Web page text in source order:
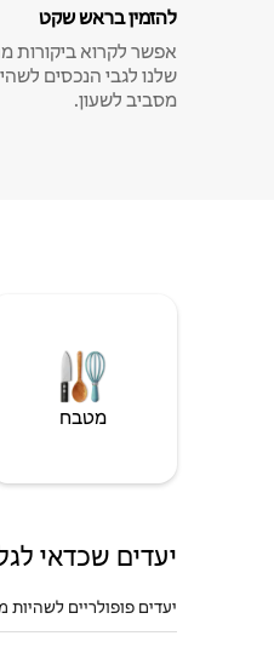
להזמין בראש שקט
אפשר לקרוא ביקורות
שלנו לגבי הנכסים
מסביב לשעון.
מטבח
יעדים שכדאי
יעדים פופולריים לשהיות